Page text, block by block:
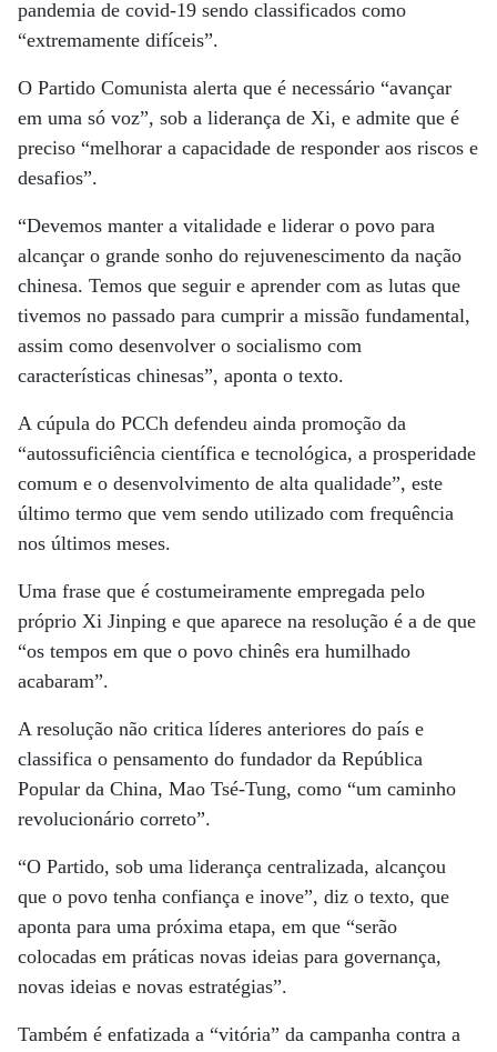
pandemia de covid-19 sendo classificados como
“extremamente difíceis”.
O Partido Comunista alerta que é necessário “avançar
em uma só voz”, sob a liderança de Xi, e admite que é
preciso “melhorar a capacidade de responder aos riscos e
desafios”.
“Devemos manter a vitalidade e liderar o povo para
alcançar o grande sonho do rejuvenescimento da nação
chinesa. Temos que seguir e aprender com as lutas que
tivemos no passado para cumprir a missão fundamental,
assim como desenvolver o socialismo com
características chinesas”, aponta o texto.
A cúpula do PCCh defendeu ainda promoção da
“autossuficiência científica e tecnológica, a prosperidade
comum e o desenvolvimento de alta qualidade”, este
último termo que vem sendo utilizado com frequência
nos últimos meses.
Uma frase que é costumeiramente empregada pelo
próprio Xi Jinping e que aparece na resolução é a de que
“os tempos em que o povo chinês era humilhado
acabaram”.
A resolução não critica líderes anteriores do país e
classifica o pensamento do fundador da República
Popular da China, Mao Tsé-Tung, como “um caminho
revolucionário correto”.
“O Partido, sob uma liderança centralizada, alcançou
que o povo tenha confiança e inove”, diz o texto, que
aponta para uma próxima etapa, em que “serão
colocadas em práticas novas ideias para governança,
novas ideias e novas estratégias”.
Também é enfatizada a “vitória” da campanha contra a